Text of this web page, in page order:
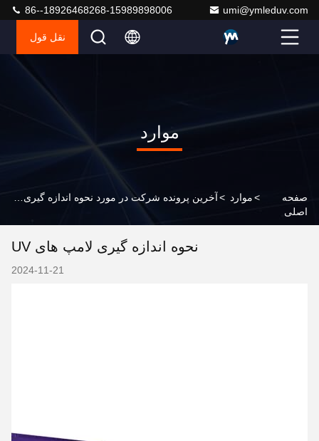
umi@ymleduv.com
86--18926468268-15989898006
نقل قول
موارد
صفحه
اصلی
> موارد >
نحوه اندازه گیری لامپ های UV
2024-11-21